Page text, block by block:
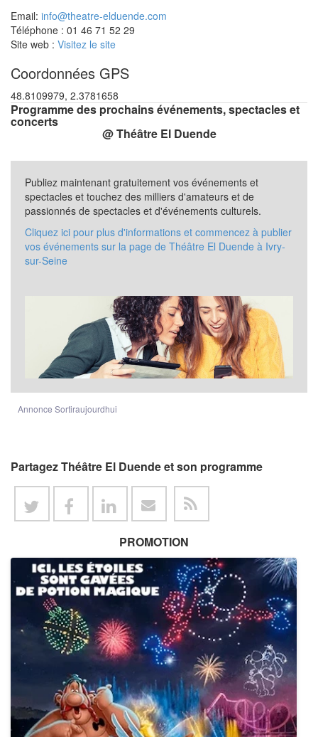
Email: info@theatre-elduende.com
Téléphone : 01 46 71 52 29
Site web : Visitez le site
Coordonnées GPS
48.8109979, 2.3781658
Programme des prochains événements, spectacles et
concerts
@ Théâtre El Duende
Publiez maintenant gratuitement vos événements et
spectacles et touchez des milliers d'amateurs et de
passionnés de spectacles et d'événements culturels.
Cliquez ici pour plus d'informations et commencez à publier
vos événements sur la page de Théâtre El Duende à Ivry-
sur-Seine
Annonce Sortiraujourdhui
Partagez Théâtre El Duende et son programme
PROMOTION